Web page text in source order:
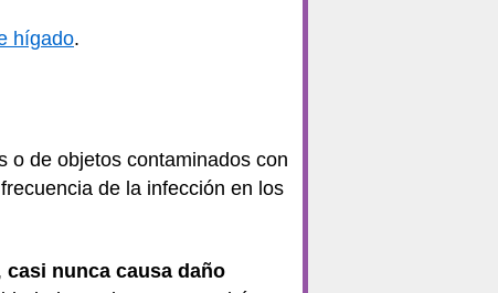
hígado.
o de objetos contaminados con
de la infección en los
casi nunca causa daño